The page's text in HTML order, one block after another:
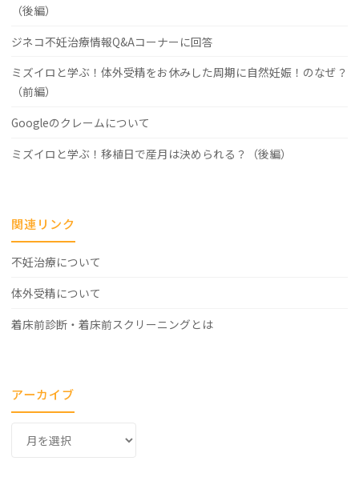
（後編）
ジネコ不妊治療情報Q&Aコーナーに回答
ミズイロと学ぶ！体外受精をお休みした周期に自然妊娠！のなぜ？
（前編）
Googleのクレームについて
ミズイロと学ぶ！移植日で産月は決められる？（後編）
関連リンク
不妊治療について
体外受精について
着床前診断・着床前スクリーニングとは
アーカイブ